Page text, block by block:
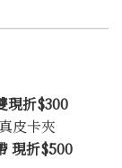
現折$300
皮卡夾
現折$500